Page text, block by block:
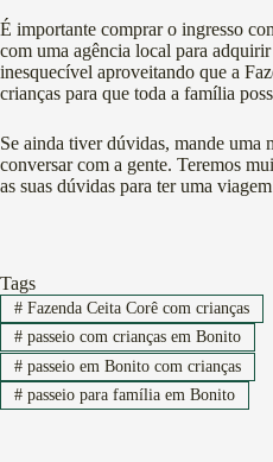
É importante comprar o ingresso
com uma agência local para
inesquecível aproveitando que a
crianças para que toda a família
Se ainda tiver dúvidas, mande uma
conversar com a gente. Teremos
as suas dúvidas para ter uma
Tags
#Fazenda Ceita Corê com crianças
#passeio com crianças em Bonito
#passeio em Bonito com crianças
#passeio para família em Bonito